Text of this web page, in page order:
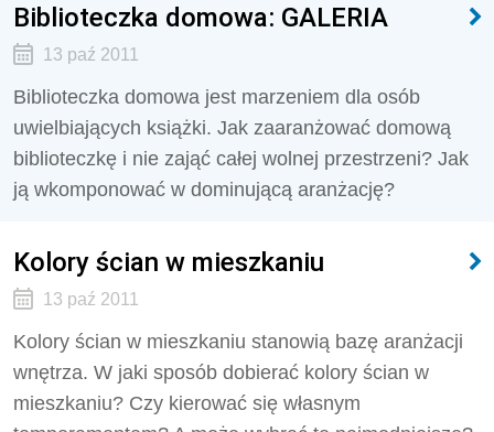
Biblioteczka domowa: GALERIA
13 paź 2011
Biblioteczka domowa jest marzeniem dla osób
uwielbiających książki. Jak zaaranżować domową
biblioteczkę i nie zająć całej wolnej przestrzeni? Jak
ją wkomponować w dominującą aranżację?
Kolory ścian w mieszkaniu
13 paź 2011
Kolory ścian w mieszkaniu stanowią bazę aranżacji
wnętrza. W jaki sposób dobierać kolory ścian w
mieszkaniu? Czy kierować się własnym